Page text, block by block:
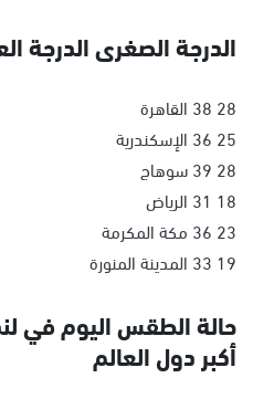
الدرجة الصغرى الدرجة
28 38 القاهرة
25 36 الإسكندرية
28 39 سوهاج
18 31 الرياض
23 36 مكة المكرمة
19 33 المدينة المنورة
حالة الطقس اليوم في
أكبر دول العالم